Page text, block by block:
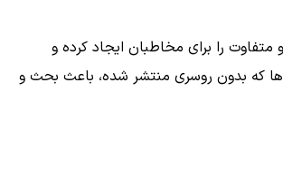
را برای مخاطبان ایجاد کرده و
که بدون روسری منتشر شده، باعث بحث و